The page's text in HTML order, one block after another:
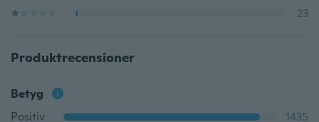
23
Produktrecensioner
Betyg
Positiv
1435